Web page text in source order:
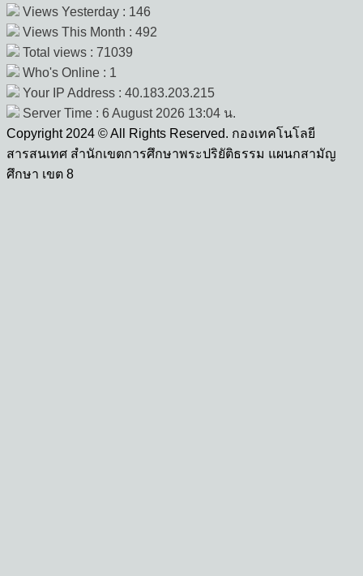
Views Yesterday : 146
Views This Month : 492
Total views : 71039
Who's Online : 1
Your IP Address : 40.183.203.215
Server Time : 6 August 2026 13:04 น.
Copyright 2024 © All Rights Reserved. กองเทคโนโลยี
สารสนเทศ สำนักเขตการศึกษาพระปริยัติธรรม แผนกสามัญ
ศึกษา เขต 8